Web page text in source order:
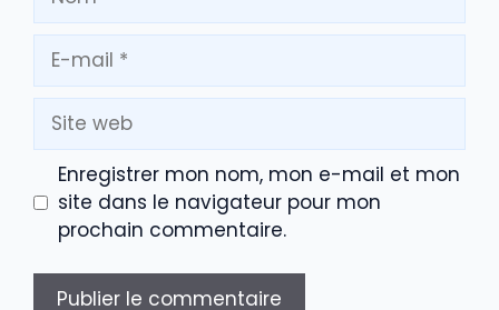
mail
Site
web
Enregistrer mon nom, mon e-mail et mon
site dans le navigateur pour mon
prochain commentaire.